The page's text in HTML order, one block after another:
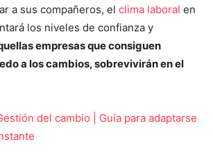
a sus compañeros, el clima laboral en
los niveles de confianza y
empresas que consiguen
a los cambios, sobrevivirán en el
del cambio | Guía para adaptarse